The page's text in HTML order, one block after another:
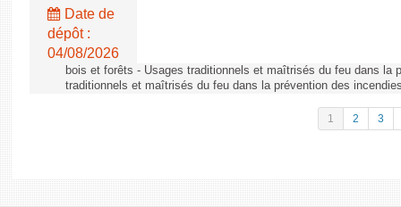
Date de
dépôt :
04/08/2026
bois et forêts - Usages traditionnels et maîtrisés du feu dans la
traditionnels et maîtrisés du feu dans la prévention des
1 2 3